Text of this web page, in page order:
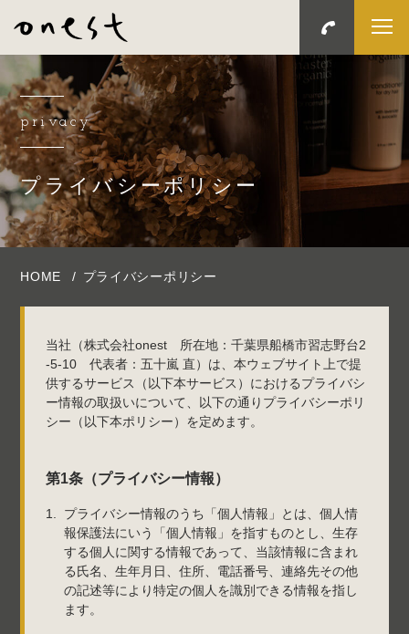
privacy
プライバシーポリシー
HOME プライバシーポリシー
当社（株式会社onest 所在地：千葉県船橋市習志野台2
-5-10 代表者：五十嵐 直）は、本ウェブサイト上で提
供するサービス（以下本サービス）におけるプライバシ
ー情報の取扱いについて、以下の通りプライバシーポリ
シー（以下本ポリシー）を定めます。
第1条（プライバシー情報）
プライバシー情報のうち「個人情報」とは、個人情
報保護法にいう「個人情報」を指すものとし、生存
する個人に関する情報であって、当該情報に含まれ
る氏名、生年月日、住所、電話番号、連絡先その他
の記述等により特定の個人を識別できる情報を指し
ます。